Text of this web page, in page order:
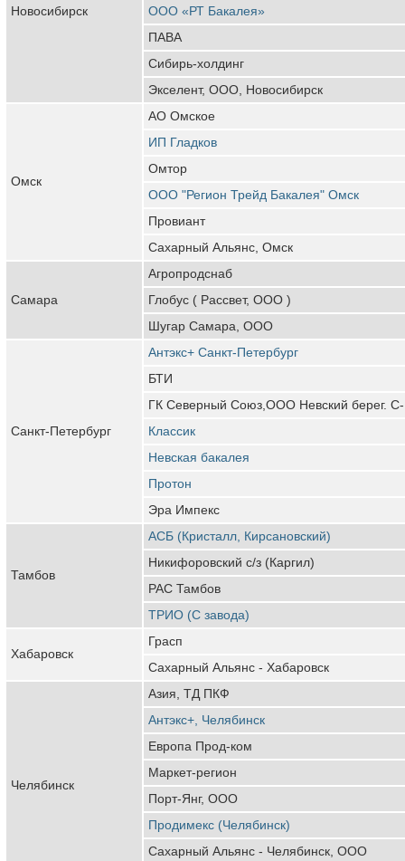
Новосибирск
ООО «РТ Бакалея»
ПАВА
Сибирь-холдинг
Экселент, ООО, Новосибирск
Омск
АО Омское
ИП Гладков
Омтор
ООО "Регион Трейд Бакалея" Омск
Провиант
Сахарный Альянс, Омск
Самара
Агропродснаб
Глобус ( Рассвет, ООО )
Шугар Самара, ООО
Санкт-Петербург
Антэкс+ Санкт-Петербург
БТИ
ГК Северный Союз,ООО Невский берег. С-
Классик
Невская бакалея
Протон
Эра Импекс
Тамбов
АСБ (Кристалл, Кирсановский)
Никифоровский с/з (Каргил)
РАС Тамбов
ТРИО (С завода)
Хабаровск
Грасп
Сахарный Альянс - Хабаровск
Челябинск
Азия, ТД ПКФ
Антэкс+, Челябинск
Европа Прод-ком
Маркет-регион
Порт-Янг, ООО
Продимекс (Челябинск)
Сахарный Альянс - Челябинск, ООО